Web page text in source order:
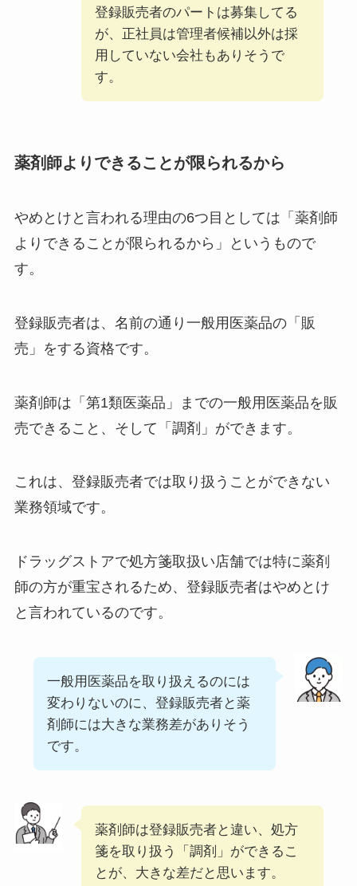
登録販売者のパートは募集してる
が、正社員は管理者候補以外は採
用していない会社もありそうで
す。
薬剤師よりできることが限られるから
やめとけと言われる理由の6つ目としては「薬剤師
よりできることが限られるから」というもので
す。
登録販売者は、名前の通り一般用医薬品の「販
売」をする資格です。
薬剤師は「第1類医薬品」までの一般用医薬品を販
売できること、そして「調剤」ができます。
これは、登録販売者では取り扱うことができない
業務領域です。
ドラッグストアで処方箋取扱い店舗では特に薬剤
師の方が重宝されるため、登録販売者はやめとけ
と言われているのです。
一般用医薬品を取り扱えるのには
変わりないのに、登録販売者と薬
剤師には大きな業務差がありそう
です。
薬剤師は登録販売者と違い、処方
箋を取り扱う「調剤」ができるこ
とが、大きな差だと思います。